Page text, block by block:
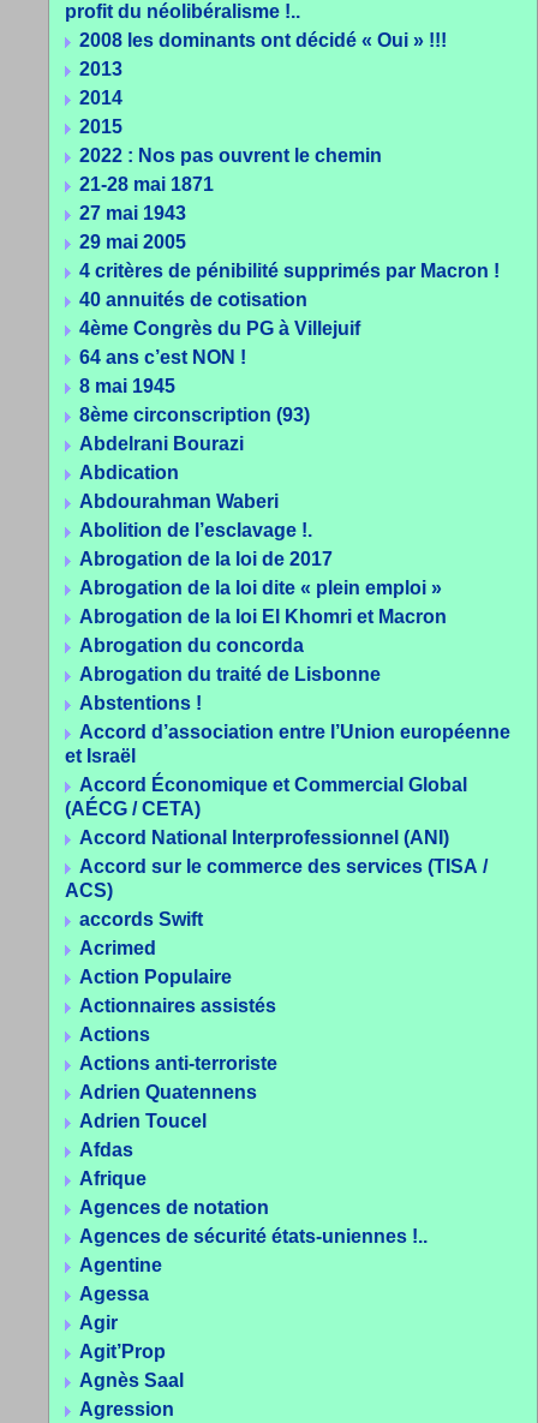
profit du néolibéralisme !..
2008 les dominants ont décidé « Oui » !!!
2013
2014
2015
2022 : Nos pas ouvrent le chemin
21-28 mai 1871
27 mai 1943
29 mai 2005
4 critères de pénibilité supprimés par Macron !
40 annuités de cotisation
4ème Congrès du PG à Villejuif
64 ans c’est NON !
8 mai 1945
8ème circonscription (93)
Abdelrani Bourazi
Abdication
Abdourahman Waberi
Abolition de l’esclavage !.
Abrogation de la loi de 2017
Abrogation de la loi dite « plein emploi »
Abrogation de la loi El Khomri et Macron
Abrogation du concorda
Abrogation du traité de Lisbonne
Abstentions !
Accord d’association entre l’Union européenne
et Israël
Accord Économique et Commercial Global
(AÉCG / CETA)
Accord National Interprofessionnel (ANI)
Accord sur le commerce des services (TISA /
ACS)
accords Swift
Acrimed
Action Populaire
Actionnaires assistés
Actions
Actions anti-terroriste
Adrien Quatennens
Adrien Toucel
Afdas
Afrique
Agences de notation
Agences de sécurité états-uniennes !..
Agentine
Agessa
Agir
Agit’Prop
Agnès Saal
Agression